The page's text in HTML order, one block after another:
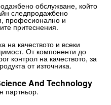
обслужване, който
следпродажбено
професионално и
притеснения.
на качеството и всеки
От компоненти до
контрол на качеството, за
от източника.
And Technology
партньор.